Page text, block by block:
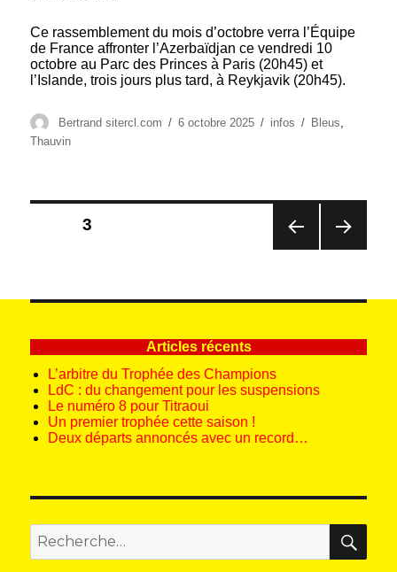
Ce rassemblement du mois d’octobre verra l’Équipe
de France affronter l’Azerbaïdjan ce vendredi 10
octobre au Parc des Princes à Paris (20h45) et
l’Islande, trois jours plus tard, à Reykjavik (20h45).
Auteur
Bertrand sitercl.com
Publié
6 octobre 2025 Catégories
infos Étiquettes
Bleus
Thauvin
Pagination
CÉD
E
PAGE3
ANT
Articles récents
L’arbitre du Trophée des Champions
LdC : du changement pour les suspensions
Le numéro 8 pour Titraoui
Un premier trophée cette saison !
Deux départs annoncés avec un record…
Recherche
pour
: